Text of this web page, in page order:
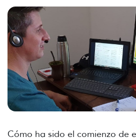
Cómo ha sido el comienzo de